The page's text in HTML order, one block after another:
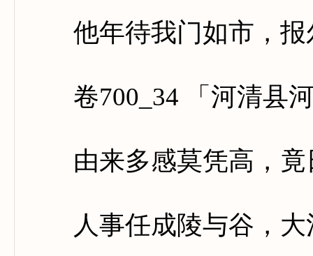
他年待我门如市，报
卷700_34 「河清县
由来多感莫凭高，竟
人事任成陵与谷，大